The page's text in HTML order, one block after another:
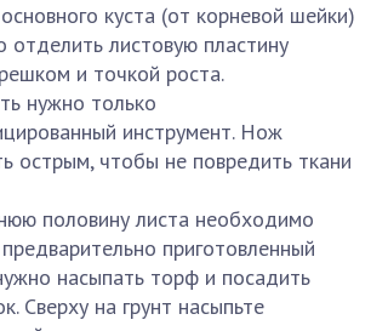
куста (от корневой шейки)
отделить листовую пластину
и точкой роста.
нужно только
инструмент. Нож
острым, чтобы не повредить ткани
половину листа необходимо
приготовленный
насыпать торф и посадить
Сверху на грунт насыпьте